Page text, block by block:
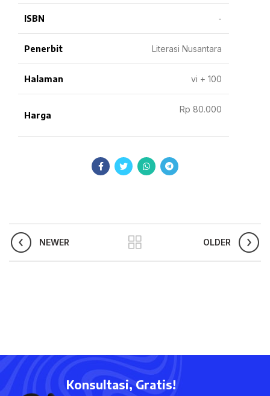
ISBN -
Penerbit Literasi Nusantara
Halaman vi + 100
Harga
Rp 80.000
NEWER OLDER
Konsultasi, Gratis!